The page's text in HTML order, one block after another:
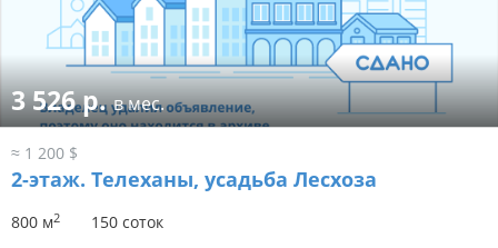
3 526 р.в мес.
≈ 1 200 $
2-этаж. Телеханы, усадьба Лесхоза
800 м2 150 соток